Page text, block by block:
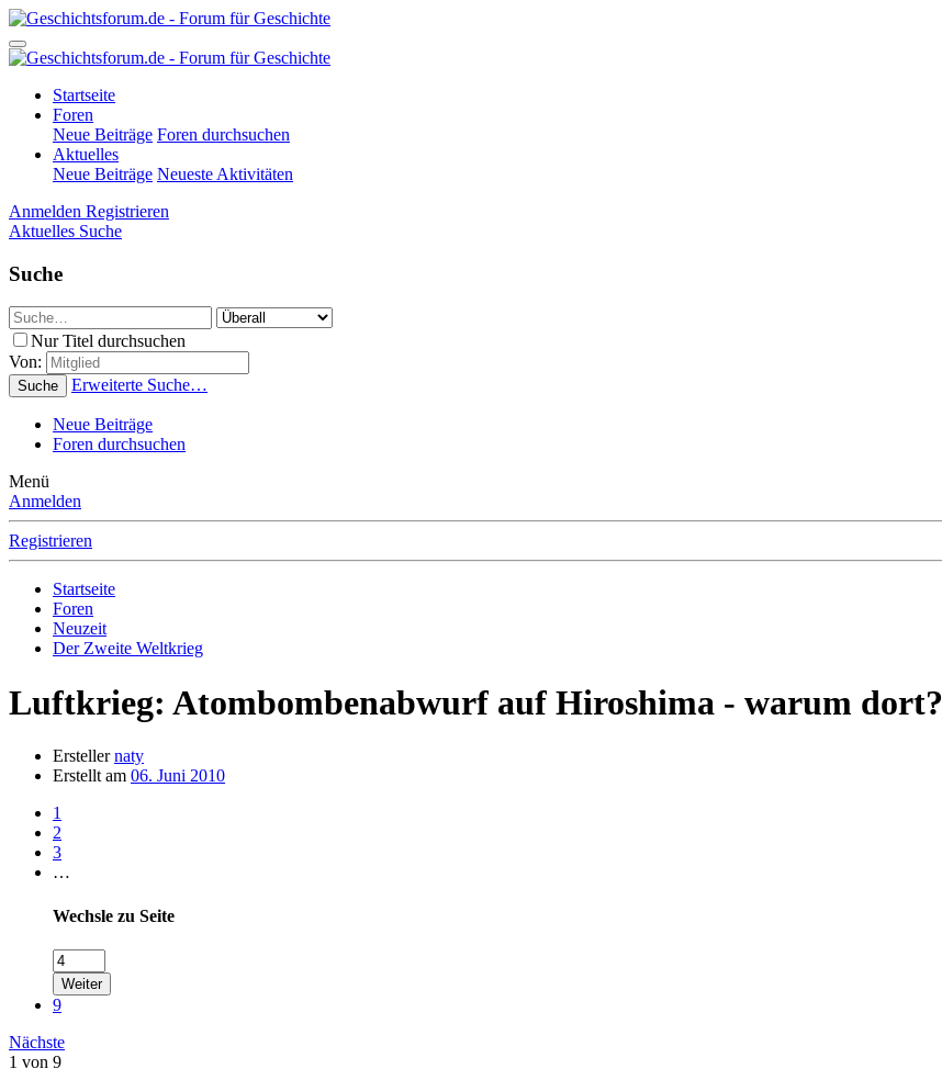
Startseite
Foren
Neue Beiträge Foren durchsuchen
Aktuelles
Neue Beiträge Neueste Aktivitäten
Anmelden Registrieren
Aktuelles Suche
Suche
Nur Titel durchsuchen
Von:
Suche Erweiterte Suche…
Neue Beiträge
Foren durchsuchen
Menü
Anmelden
Registrieren
Startseite
Foren
Neuzeit
Der Zweite Weltkrieg
Luftkrieg: Atombombenabwurf auf Hiroshima - warum dort?
Ersteller naty
Erstellt am 06. Juni 2010
1
2
3
…
Wechsle zu Seite
Weiter
9
Nächste
1 von 9